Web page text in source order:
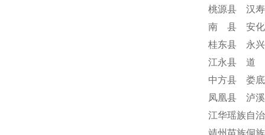
桃源县 汉
南 县 安化
桂东县 永
江永县 道
中方县 娄
凤凰县 泸
江华瑶族自
靖州苗族侗